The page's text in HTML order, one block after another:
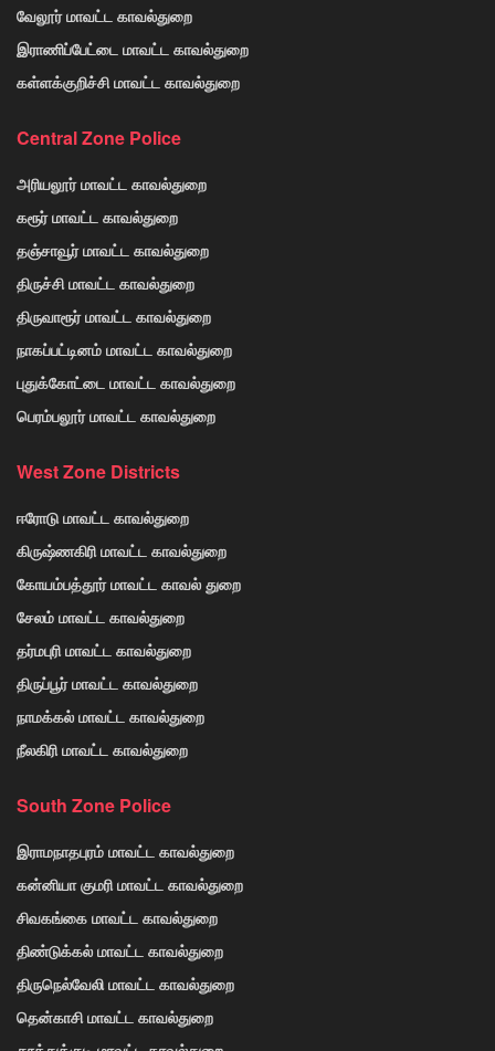
வேலூர் மாவட்ட காவல்துறை
இராணிப்பேட்டை மாவட்ட காவல்துறை
கள்ளக்குறிச்சி மாவட்ட காவல்துறை
Central Zone Police
அரியலூர் மாவட்ட காவல்துறை
கரூர் மாவட்ட காவல்துறை
தஞ்சாவூர் மாவட்ட காவல்துறை
திருச்சி மாவட்ட காவல்துறை
திருவாரூர் மாவட்ட காவல்துறை
நாகப்பட்டினம் மாவட்ட காவல்துறை
புதுக்கோட்டை மாவட்ட காவல்துறை
பெரம்பலூர் மாவட்ட காவல்துறை
West Zone Districts
ஈரோடு மாவட்ட காவல்துறை
கிருஷ்ணகிரி மாவட்ட காவல்துறை
கோயம்பத்தூர் மாவட்ட காவல் துறை
சேலம் மாவட்ட காவல்துறை
தர்மபுரி மாவட்ட காவல்துறை
திருப்பூர் மாவட்ட காவல்துறை
நாமக்கல் மாவட்ட காவல்துறை
நீலகிரி மாவட்ட காவல்துறை
South Zone Police
இராமநாதபுரம் மாவட்ட காவல்துறை
கன்னியா குமரி மாவட்ட காவல்துறை
சிவகங்கை மாவட்ட காவல்துறை
திண்டுக்கல் மாவட்ட காவல்துறை
திருநெல்வேலி மாவட்ட காவல்துறை
தென்காசி மாவட்ட காவல்துறை